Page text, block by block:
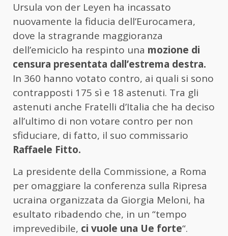
Ursula von der Leyen ha incassato
nuovamente la fiducia dell’Eurocamera,
dove la stragrande maggioranza
dell’emiciclo ha respinto una mozione di
censura presentata dall’estrema destra.
In 360 hanno votato contro, ai quali si sono
contrapposti 175 sì e 18 astenuti. Tra gli
astenuti anche Fratelli d’Italia che ha deciso
all’ultimo di non votare contro per non
sfiduciare, di fatto, il suo commissario
Raffaele Fitto.
La presidente della Commissione, a Roma
per omaggiare la conferenza sulla Ripresa
ucraina organizzata da Giorgia Meloni, ha
esultato ribadendo che, in un “tempo
imprevedibile, ci vuole una Ue forte“.